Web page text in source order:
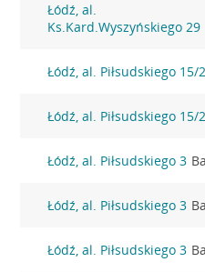
Łódź, al.
Ks.Kard.Wyszyńskiego 29
Łódź, al. Piłsudskiego 15/
Łódź, al. Piłsudskiego 15/
Łódź, al. Piłsudskiego 3
Łódź, al. Piłsudskiego 3
Łódź, al. Piłsudskiego 3